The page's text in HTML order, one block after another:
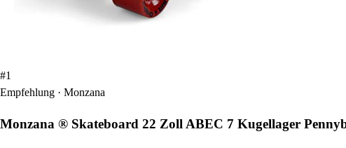
#1
Empfehlung · Monzana
Monzana ® Skateboard 22 Zoll ABEC 7 Kugellager